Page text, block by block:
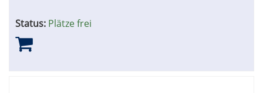
Status: Plätze frei